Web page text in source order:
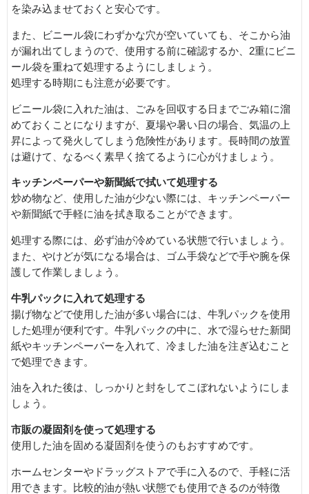
を染み込ませておくと安心です。
また、ビニール袋にわずかな穴が空いていても、そこから油
が漏れ出てしまうので、使用する前に確認するか、2重にビニ
ール袋を重ねて処理するようにしましょう。
処理する時期にも注意が必要です。
ビニール袋に入れた油は、ごみを回収する日までごみ箱に溜
めておくことになりますが、夏場や暑い日の場合、気温の上
昇によって発火してしまう危険性があります。長時間の放置
は避けて、なるべく素早く捨てるように心がけましょう。
キッチンペーパーや新聞紙で拭いて処理する
炒め物など、使用した油が少ない際には、キッチンペーパー
や新聞紙で手軽に油を拭き取ることができます。
処理する際には、必ず油が冷めている状態で行いましょう。
また、やけどが気になる場合は、ゴム手袋などで手や腕を保
護して作業しましょう。
牛乳パックに入れて処理する
揚げ物などで使用した油が多い場合には、牛乳パックを使用
した処理が便利です。牛乳パックの中に、水で湿らせた新聞
紙やキッチンペーパーを入れて、冷ました油を注ぎ込むこと
で処理できます。
油を入れた後は、しっかりと封をしてこぼれないようにしま
しょう。
市販の凝固剤を使って処理する
使用した油を固める凝固剤を使うのもおすすめです。
ホームセンターやドラッグストアで手に入るので、手軽に活
用できます。比較的油が熱い状態でも使用できるのが特徴